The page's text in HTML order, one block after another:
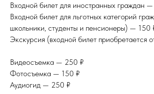
Входной билет для иностранных граждан
Входной билет для льготных категорий
школьники, студенты и пенсионеры) — 150
Экскурсия (входной билет приобретается
Видеосъемка — 250 ₽
Фотосъемка — 150 ₽
Аудиогид — 250 ₽